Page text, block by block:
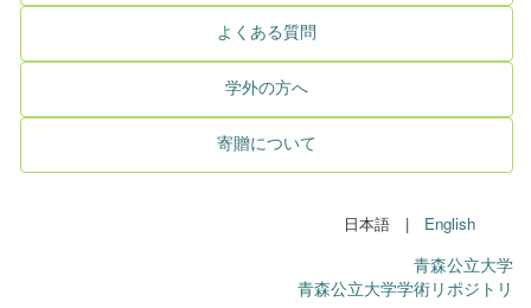
よくある質問
学外の方へ
寄贈について
日本語 | English
青森公立大学
青森公立大学学術リポジトリ